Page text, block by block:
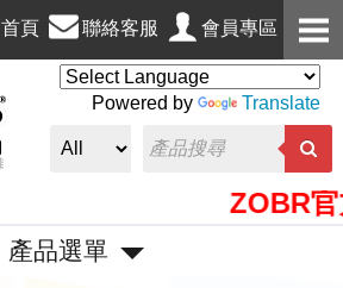
會員專區
聯絡客服
首頁
Powered by Translate
ZOBR官方
產品選單